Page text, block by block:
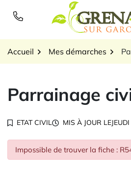
Logo
Accueil Mes démarches
Parrainage
ETAT CIVIL MIS À JOUR LE
Impossible de trouver la fiche :